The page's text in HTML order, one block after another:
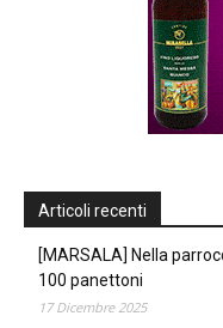
Articoli recenti
[MARSALA] Nella
100 panettoni
17 Dicembre 2025